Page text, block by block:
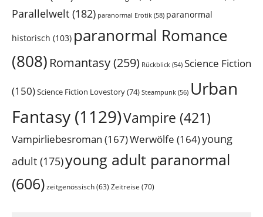
Parallelwelt (182) paranormal Erotik (58) paranormal
historisch (103) paranormal Romance
(808) Romantasy(259) Rückblick (54) Science Fiction
(150)Science Fiction Lovestory(74) Steampunk (56) Urban
Fantasy (1129)Vampire (421)
Vampirliebesroman (167)Werwölfe (164)young
adult (175)young adult paranormal
(606) zeitgenössisch (63) Zeitreise (70)